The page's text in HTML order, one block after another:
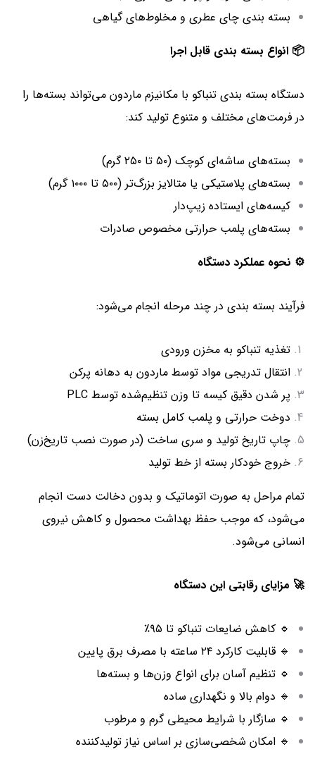
بسته‌ بندی چای عطری و مخلوط‌های گیاهی
📦 انواع بسته‌ بندی قابل اجرا
دستگاه بسته‌ بندی تنباکو با مکانیزم ماردون می‌تواند بسته‌ها را
در فرمت‌های مختلف و متنوع تولید کند:
بسته‌های ساشه‌ای کوچک (۵۰ تا ۲۵۰ گرم)
بسته‌های پلاستیکی یا متالایز بزرگ‌تر (۵۰۰ تا ۱۰۰۰ گرم)
کیسه‌های ایستاده زیپ‌دار
بسته‌های پلمب حرارتی مخصوص صادرات
⚙️ نحوه عملکرد دستگاه
فرآیند بسته‌ بندی در چند مرحله انجام می‌شود:
تغذیه تنباکو به مخزن ورودی
انتقال تدریجی مواد توسط ماردون به دهانه پرکن
پر شدن دقیق کیسه تا وزن تنظیم‌شده توسط PLC
دوخت حرارتی و پلمب کامل بسته
چاپ تاریخ تولید و سری ساخت (در صورت نصب تاریخ‌زن)
خروج خودکار بسته از خط تولید
تمام مراحل به صورت اتوماتیک و بدون دخالت دست انجام
می‌شود، که موجب حفظ بهداشت محصول و کاهش نیروی
انسانی می‌شود.
🚀 مزایای رقابتی این دستگاه
🔹 کاهش ضایعات تنباکو تا ۹۵٪
🔹 قابلیت کارکرد ۲۴ ساعته با مصرف برق پایین
🔹 تنظیم آسان برای انواع وزن‌ها و بسته‌ها
🔹 دوام بالا و نگهداری ساده
🔹 سازگار با شرایط محیطی گرم و مرطوب
🔹 امکان شخصی‌سازی بر اساس نیاز تولیدکننده